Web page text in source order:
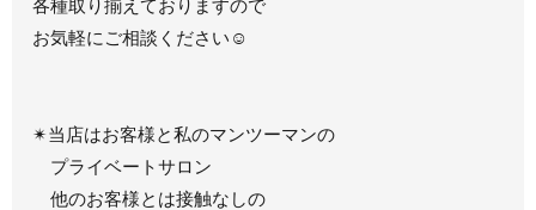
各種取り揃えておりますので
お気軽にご相談ください☺︎
✴︎当店はお客様と私のマンツーマンの
プライベートサロン
他のお客様とは接触なしの